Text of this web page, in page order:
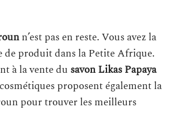
n’est pas en reste. Vous avez la
de produit dans la Petite Afrique.
à la vente du savon Likas Papaya
proposent également la
pour trouver les meilleurs